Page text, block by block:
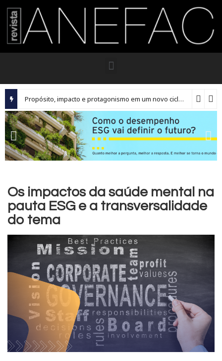
Propósito, impacto e protagonismo em um novo ciclo para os executivos brasileiros
Os impactos da saúde mental na
pauta ESG e a transversalidade
do tema